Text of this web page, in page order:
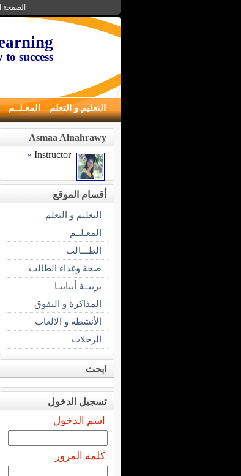
الصفحة
success
التعليم و التعلم المعـلــم
Asmaa Alnahrawy
Instructor
»
أقسام الموقع
التعليم و التعلم
المعـلــم
الطـــالب
صحة وغذاء الطالب
تربيــة أبنائنـا
المذاكرة و التفوق
الأنشطة و الالعاب
الرحلات
ابحث
تسجيل الدخول
اسم الدخول
كلمة المرور